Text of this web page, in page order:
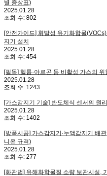
별 증상표)
2025.01.28
조회 수: 802
[안전가이드] 휘발성 유기화합물
지기 설치
2025.01.28
조회 수: 454
[필독] 헬륨·아르곤 등 비활성 가스의
2025.01.28
조회 수: 1243
[가스감지기 기술] 반도체식 센서의 원
2025.01.28
조회 수: 1402
[방폭시공] 가스감지기·누액감지기 배
니온 규격)
2025.01.28
조회 수: 277
[화관법] 유해화학물질 소량 보관시설,